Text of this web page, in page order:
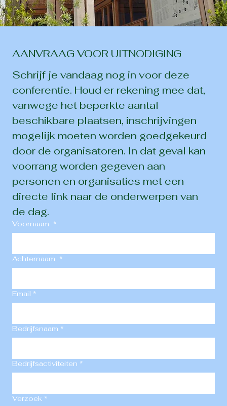
AANVRAAG VOOR UITNODIGING
Schrijf je vandaag nog in voor deze
conferentie. Houd er rekening mee dat,
vanwege het beperkte aantal
beschikbare plaatsen, inschrijvingen
mogelijk moeten worden goedgekeurd
door de organisatoren. In dat geval kan
voorrang worden gegeven aan
personen en organisaties met een
directe link naar de onderwerpen van
de dag.
Voornaam *
Achternaam *
Email *
Bedrijfsnaam *
Bedrijfsactiviteiten *
Verzoek *